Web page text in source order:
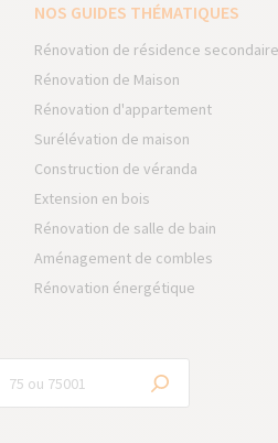
NOS GUIDES THÉMATIQUES
Rénovation de résidence
Rénovation de Maison
Rénovation d'appartement
Surélévation de maison
Construction de véranda
Extension en bois
Rénovation de salle de bain
Aménagement de combles
Rénovation énergétique